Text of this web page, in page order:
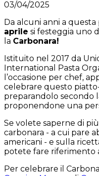
03/04/2025
Da alcuni anni a
aprile si festeggia uno
la Carbonara!
Istituito nel 2017 da
International Pasta
l’occasione per chef,
celebrare questo
preparandolo secondo
proponendone una
Se volete saperne di
carbonara - a cui pare
americani - e sulla
potete fare riferimento
Per celebrare il